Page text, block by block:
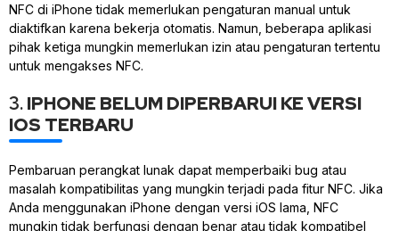
NFC di iPhone tidak memerlukan pengaturan manual untuk
diaktifkan karena bekerja otomatis. Namun, beberapa aplikasi
pihak ketiga mungkin memerlukan izin atau pengaturan tertentu
untuk mengakses NFC.
3.IPHONE BELUM DIPERBARUI KE VERSI
IOS TERBARU
Pembaruan perangkat lunak dapat memperbaiki bug atau
masalah kompatibilitas yang mungkin terjadi pada fitur NFC. Jika
Anda menggunakan iPhone dengan versi iOS lama, NFC
mungkin tidak berfungsi dengan benar atau tidak kompatibel